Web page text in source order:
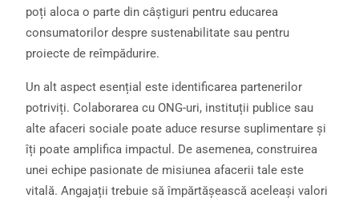
poți aloca o parte din câștiguri pentru educarea
consumatorilor despre sustenabilitate sau pentru
proiecte de reîmpădurire.
Un alt aspect esențial este identificarea partenerilor
potriviți. Colaborarea cu ONG-uri, instituții publice sau
alte afaceri sociale poate aduce resurse suplimentare și
îți poate amplifica impactul. De asemenea, construirea
unei echipe pasionate de misiunea afacerii tale este
vitală. Angajații trebuie să împărtășească aceleași valori